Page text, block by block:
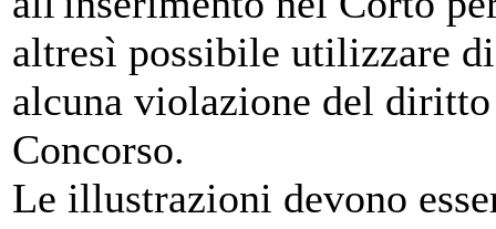
altresì possibile utilizzare
alcuna violazione del diritto
Concorso.
Le illustrazioni devono